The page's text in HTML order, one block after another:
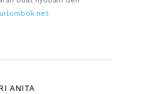
ANITA